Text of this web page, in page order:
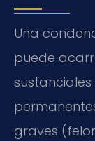
Una
puede
graves